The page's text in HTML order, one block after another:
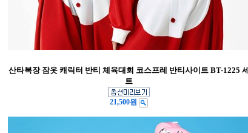
산타복장 잠옷 캐릭터 반티 체육대회 코스프레 반티사이트 BT-1225 세
트
21,500원